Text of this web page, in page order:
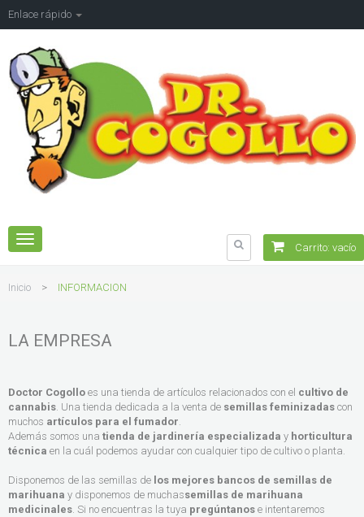
Enlace rápido
Carrito: vacío
Navegación
Toggle
Inicio > INFORMACION
LA EMPRESA
Doctor Cogollo es una tienda de artículos relacionados con el cultivo de
cannabis. Una tienda dedicada a la venta de semillas feminizadas con
muchos artículos para el fumador.
Además somos una tienda de jardinería especializada y horticultura
técnica en la cuál podemos ayudar con cualquier tipo de cultivo o planta.
Disponemos de las semillas de los mejores bancos de semillas de
marihuana y disponemos de muchassemillas de marihuana
medicinales. Si no encuentras la tuya pregúntanos e intentaremos